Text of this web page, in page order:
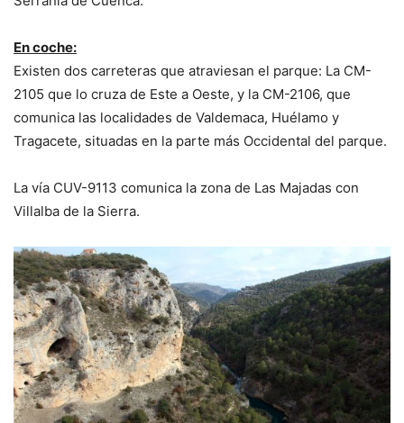
En coche:
Existen dos carreteras que atraviesan el parque: La CM-
2105 que lo cruza de Este a Oeste, y la CM-2106, que
comunica las localidades de Valdemaca, Huélamo y
Tragacete, situadas en la parte más Occidental del parque.
La vía CUV-9113 comunica la zona de Las Majadas con
Villalba de la Sierra.